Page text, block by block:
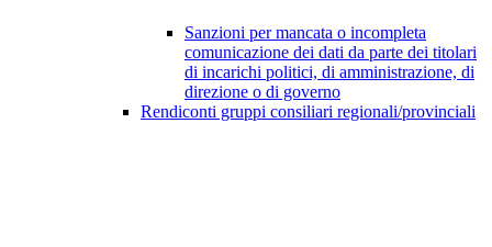
Sanzioni per mancata o incompleta
comunicazione dei dati da parte dei titolari
di incarichi politici, di amministrazione, di
direzione o di governo
Rendiconti gruppi consiliari regionali/provinciali